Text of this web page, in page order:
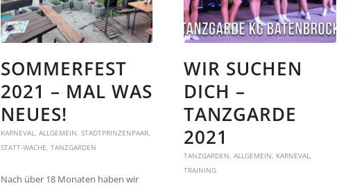
SOMMERFEST
2021 – MAL WAS
NEUES!
KARNEVAL ALLGEMEIN STADTPRINZENPAAR,
STATT-WACHE TANZGARDEN
Nach über 18 Monaten haben wir
WIR SUCHEN
DICH –
TANZGARDE
2021
TANZGARDEN ,ALLGEMEIN KARNEVAL
TRAINING